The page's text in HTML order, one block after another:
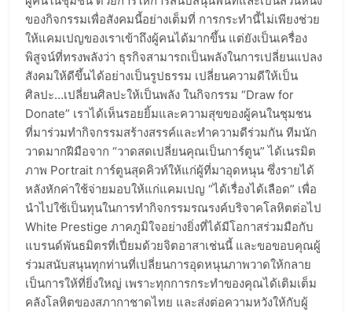
ของกิจกรรมเพื่อสังคมนี้อย่างเต็มที่ การกระทำนี้ไม่เพียงช่วย
ให้แคมเปญของเราเข้าถึงผู้คนได้มากขึ้น แต่ยังเป็นเครื่อง
พิสูจน์ที่ทรงพลังว่า ธุรกิจสามารถเป็นพลังในการเปลี่ยนแปลง
สังคมให้ดีขึ้นได้อย่างเป็นรูปธรรม เปลี่ยนความดีให้เป็น
ศิลปะ…เปลี่ยนศิลปะให้เป็นพลัง ในกิจกรรม “Draw for
Donate” เราได้เห็นรอยยิ้มและความสุขของผู้คนในชุมชน
ที่มาร่วมทำกิจกรรมสร้างสรรค์และทำความดีร่วมกัน ทีมนัก
วาดมากฝีมือจาก “วาดสดเปลี่ยนคุณเป็นการ์ตูน” ได้เนรมิต
ภาพ Portrait การ์ตูนสุดคิวท์ให้แก่ผู้ที่มาอุดหนุน ซึ่งรายได้
หลังหักค่าใช้จ่ายมอบให้แก่แคมเปญ “ได้เรื่องได้เลือด” เพื่อ
นำไปใช้เป็นทุนในการทำกิจกรรมรณรงค์บริจาคโลหิตต่อไป
White Prestige ภาคภูมิใจอย่างยิ่งที่ได้มีโอกาสร่วมมือกับ
แบรนด์พันธมิตรที่เปี่ยมด้วยจิตอาสาเช่นนี้ และขอขอบคุณผู้
ร่วมสนับสนุนทุกท่านที่เปลี่ยนการอุดหนุนภาพวาดให้กลาย
เป็นการให้ที่ยิ่งใหญ่ เพราะทุกการกระทำของคุณได้เติมเต็ม
คลังโลหิตของสภากาชาดไทย และส่งต่อความหวังให้กับผู้